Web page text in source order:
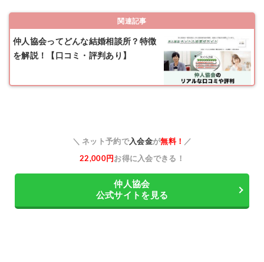
関連記事
仲人協会ってどんな結婚相談所？特徴
を解説！【口コミ・評判あり】
＼ ネット予約で入会金が無料！ ／
22,000円 お得に入会できる！
仲人協会
公式サイトを見る